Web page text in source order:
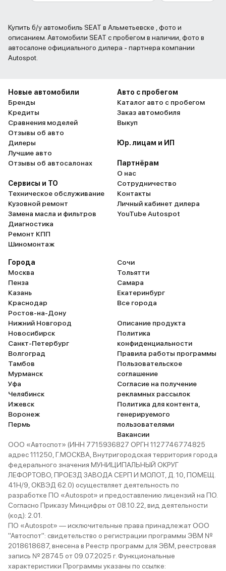
Купить б/у автомобиль SEAT в Альметьевске , фото и
описанием. Автомобили SEAT с пробегом в наличии, фото в
автосалоне официального дилера - партнера компании
Autospot.
Новые автомобили
Бренды
Кредиты
Сравнения моделей
Отзывы об авто
Дилеры
Лучшие авто
Отзывы об автосалонах
Сервисы и ТО
Техническое обслуживание
Кузовной ремонт
Замена масла и фильтров
Диагностика
Ремонт КПП
Шиномонтаж
Авто с пробегом
Каталог авто с пробегом
Заказ автомобиля
Выкуп
Юр. лицам и ИП
Партнёрам
О нас
Сотрудничество
Контакты
Личный кабинет дилера
YouTube Autospot
Города
Москва
Пенза
Казань
Краснодар
Ростов-на-Дону
Нижний Новгород
Новосибирск
Санкт-Петербург
Волгоград
Тамбов
Мурманск
Уфа
Челябинск
Ижевск
Воронеж
Пермь
Сочи
Тольятти
Самара
Екатеринбург
Все города
Описание продукта
Политика
конфиденциальности
Правила работы программы
Пользовательское
соглашение
Согласие на получение
рекламных рассылок
Политика для контента,
генерируемого
пользователями
Вакансии
ООО «Автоспот» (ИНН 7715936827 ОРГН 1127746774825
адрес 111250, Г.МОСКВА, Внутригородская территория города
федерального значения МУНИЦИПАЛЬНЫЙ ОКРУГ
ЛЕФОРТОВО, ПРОЕЗД ЗАВОДА СЕРП И МОЛОТ, Д. 10, ПОМЕЩ.
41Н/9, ОКВЭД 62.0) осуществляет деятельность по
разработке ПО «Autospot» и предоставлению лицензий на ПО.
Согласно Приказу Минцифры от 08.10.22, вид деятельности
(код): 2.01.
ПО «Autospot» — исключительные права принадлежат ООО
"Автоспот": свидетельство о регистрации программы ЭВМ №
2018618687, внесена в Реестр программ для ЭВМ, реестровая
запись № 28745 от 09.07.2025 г. Функциональные
характеристики Программы указаны по ссылке: